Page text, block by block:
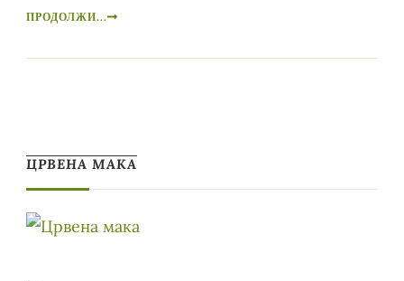
ПРОДОЛЖИ...
ЦРВЕНА МАКА